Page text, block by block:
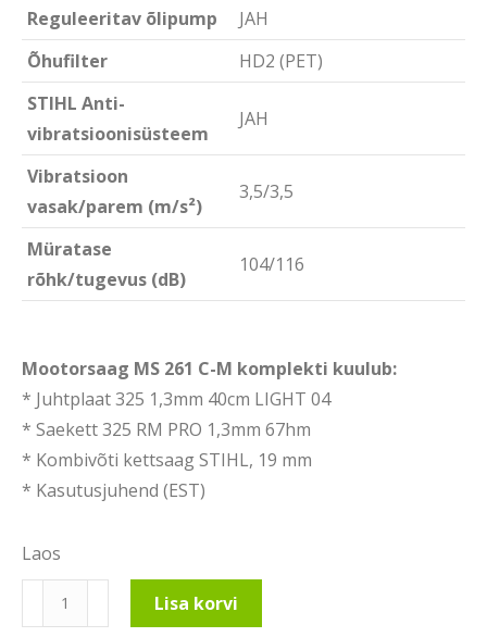
Reguleeritav õlipump
JAH
Õhufilter
HD2 (PET)
STIHL Anti-
vibratsioonisüsteem
JAH
Vibratsioon
vasak/parem (m/s²)
3,5/3,5
Müratase
rõhk/tugevus (dB)
104/116
Mootorsaag MS 261 C-M komplekti kuulub:
* Juhtplaat 325 1,3mm 40cm LIGHT 04
* Saekett 325 RM PRO 1,3mm 67hm
* Kombivõti kettsaag STIHL, 19 mm
* Kasutusjuhend (EST)
Laos
Mootorsaag
MS
Lisa korvi